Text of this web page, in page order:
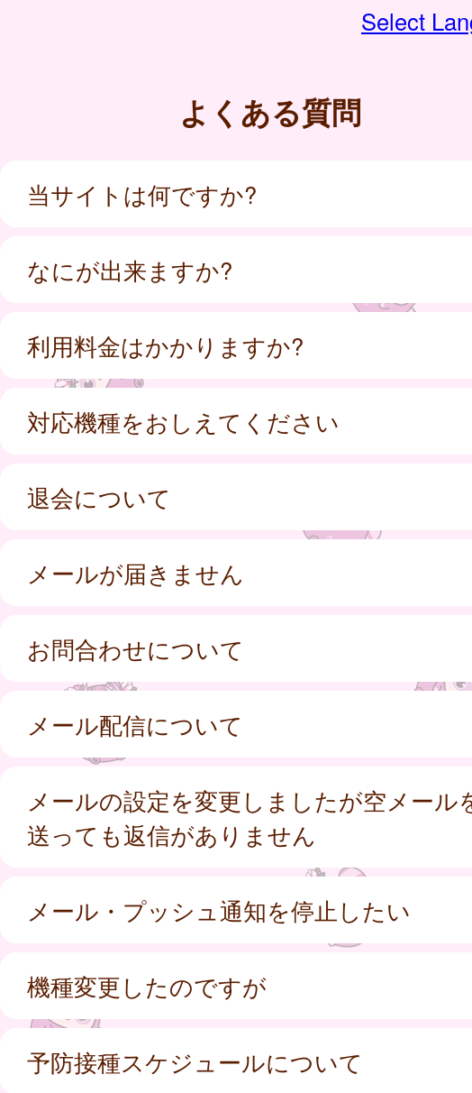
Select
よくある質問
当サイトは何ですか?
なにが出来ますか?
利用料金はかかりますか?
対応機種をおしえてください
退会について
メールが届きません
お問合わせについて
メール配信について
メールの設定を変更しましたが空メール
送っても返信がありません
メール・プッシュ通知を停止したい
機種変更したのですが
予防接種スケジュールについて